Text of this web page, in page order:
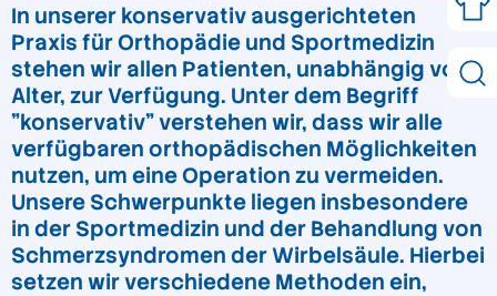
In unserer konservativ ausgerichteten
Praxis für Orthopädie und Sportmedizin
stehen wir allen Patienten, unabhängig vom
Alter, zur Verfügung. Unter dem Begriff
"konservativ" verstehen wir, dass wir alle
verfügbaren orthopädischen Möglichkeiten
nutzen, um eine Operation zu vermeiden.
Unsere Schwerpunkte liegen insbesondere
in der Sportmedizin und der Behandlung von
Schmerzsyndromen der Wirbelsäule. Hierbei
setzen wir verschiedene Methoden ein,